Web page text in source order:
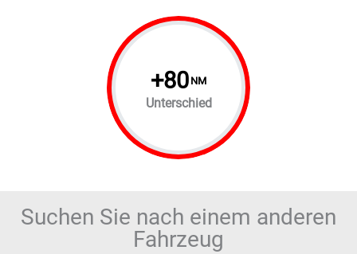
+80 NM
Unterschied
Suchen Sie nach einem anderen
Fahrzeug